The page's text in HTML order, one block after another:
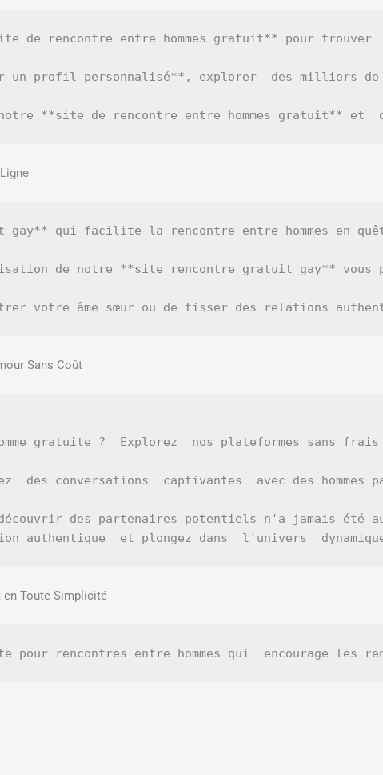
de rencontre entre hommes gratuit** pour
un profil personnalisé**, explorer  des milliers
notre **site de rencontre entre hommes gratuit**
qui facilite la rencontre entre hommes en
de notre **site rencontre gratuit gay** vous
Sans Coût
gratuite ?  Explorez  nos plateformes sans
des conversations  captivantes  avec des
des partenaires potentiels n'a jamais été
authentique  et plongez dans  l'univers
en Toute Simplicité